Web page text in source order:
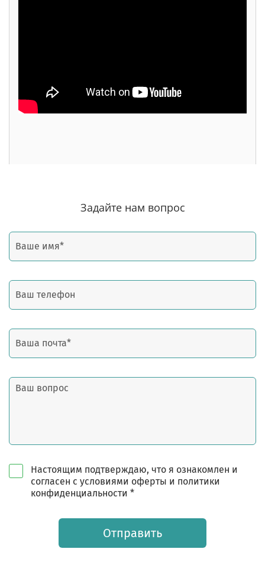
Задайте нам вопрос
Настоящим подтверждаю, что я ознакомлен и
согласен с условиями оферты и политики
конфиденциальности *
Отправить